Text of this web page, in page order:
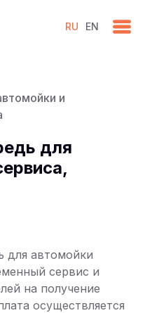
RU EN
и
для
для автомойки
сервис и
на получение
осуществляется